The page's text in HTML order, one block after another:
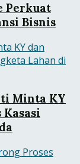
Perkuat
Bisnis
Minta KY
Kasasi